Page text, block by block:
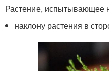
Растение, испытывающее
наклону растения в